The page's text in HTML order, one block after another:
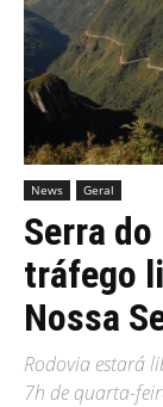
News Geral
Serra
tráfego
Nossa
Rodovia estará
7h de quarta-